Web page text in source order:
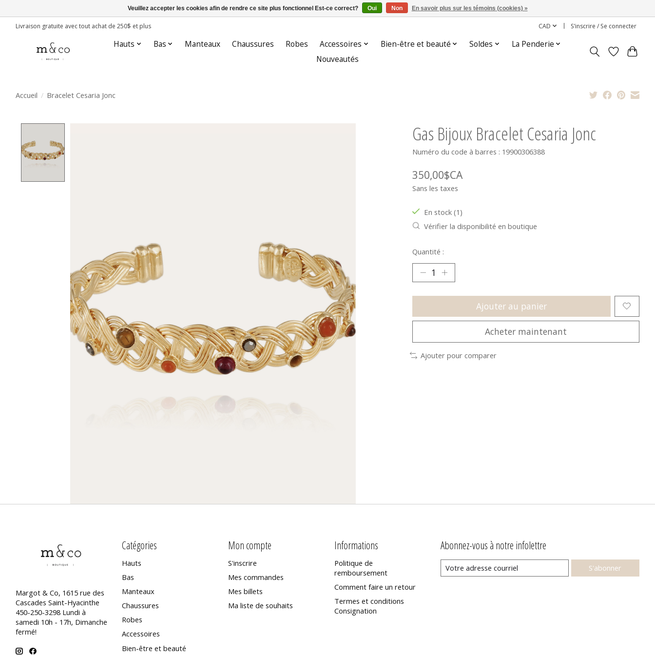
Livraison gratuite avec tout achat de 250$ et plus CAD S’inscrire / Se connecter
Hauts Bas Manteaux Chaussures Robes Accessoires Bien-être et beauté Soldes
La Penderie
Nouveautés
Accueil / Bracelet Cesaria Jonc
Gas Bijoux Bracelet Cesaria Jonc
Numéro du code à barres : 19900306388
350,00$CA
Sans les taxes
En stock (1)
Vérifier la disponibilité en boutique
Quantité :
Ajouter au panier
Acheter maintenant
Ajouter pour comparer
Margot & Co, 1615 rue des
Cascades Saint-Hyacinthe
450-250-3298 Lundi à
samedi 10h - 17h, Dimanche
fermé!
Catégories
Hauts
Bas
Manteaux
Chaussures
Robes
Accessoires
Bien-être et beauté
Mon compte
S'inscrire
Mes commandes
Mes billets
Ma liste de souhaits
Informations
Politique de
remboursement
Comment faire un retour
Termes et conditions
Consignation
Abonnez-vous à notre infolettre
S'abonner
Veuillez accepter les cookies afin de rendre ce site plus fonctionnel Est-ce correct? Oui Non En savoir plus sur les témoins (cookies) »